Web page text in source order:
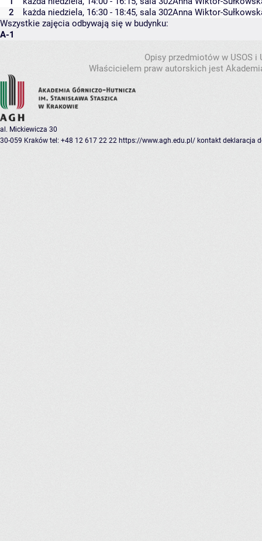
2
każda niedziela, 16:30 - 18:45, sala 302Anna Wiktor-
Wszystkie zajęcia odbywają się w budynku:
A-1
Opisy przedmiotów w USOS
Właścicielem praw autorskich jest
al. Mickiewicza 30
30-059 Kraków tel: +48 12 617 22 22 https://www.agh.edu.pl/ kontakt deklaracja